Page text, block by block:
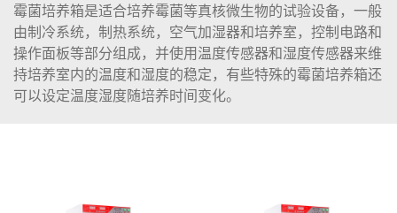
霉菌培养箱是适合培养霉菌等真核微生物的试验设备，一般
由制冷系统，制热系统，空气加湿器和培养室，控制电路和
操作面板等部分组成，并使用温度传感器和湿度传感器来维
持培养室内的温度和湿度的稳定，有些特殊的霉菌培养箱还
可以设定温度湿度随培养时间变化。